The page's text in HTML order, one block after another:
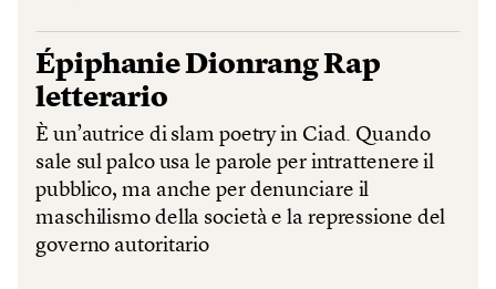
Épiphanie Dionrang Rap
letterario
È un’autrice di slam poetry in Ciad. Quando
sale sul palco usa le parole per intrattenere il
pubblico, ma anche per denunciare il
maschilismo della società e la repressione del
governo autoritario